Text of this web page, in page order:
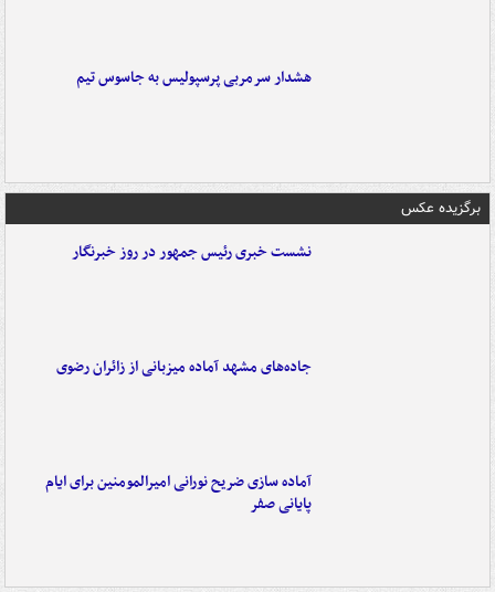
هشدار سرمربی پرسپولیس به جاسوس تیم
برگزیده عکس
نشست خبری رئیس جمهور در روز خبرنگار
جاده‌های مشهد آماده میزبانی از زائران رضوی
آماده سازی ضریح نورانی امیرالمومنین برای ایام
پایانی صفر